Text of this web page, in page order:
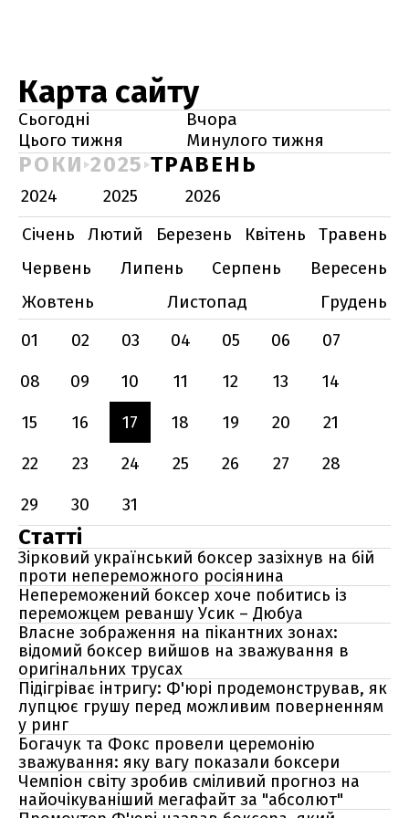
Карта сайту
Сьогодні
Вчора
Цього тижня
Минулого тижня
РОКИ 2025 ТРАВЕНЬ
2024 2025
2026
Січень
Лютий Березень Квітень
Травень
Червень
Липень Серпень
Вересень
Жовтень
Листопад
Грудень
01
02 03 04 05 06
07
08
09 10 11 12 13
14
15
16 17 18 19 20
21
22
23 24 25 26 27
28
29
30 31
Статті
Зірковий український боксер зазіхнув на бій
проти непереможного росіянина
Непереможений боксер хоче побитись із
переможцем реваншу Усик – Дюбуа
Власне зображення на пікантних зонах:
відомий боксер вийшов на зважування в
оригінальних трусах
Підігріває інтригу: Ф'юрі продемонстрував, як
лупцює грушу перед можливим поверненням
у ринг
Богачук та Фокс провели церемонію
зважування: яку вагу показали боксери
Чемпіон світу зробив сміливий прогноз на
найочікуваніший мегафайт за "абсолют"